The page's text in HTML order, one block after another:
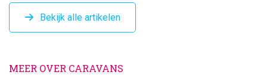
Bekijk alle artikelen
MEER OVER CARAVANS